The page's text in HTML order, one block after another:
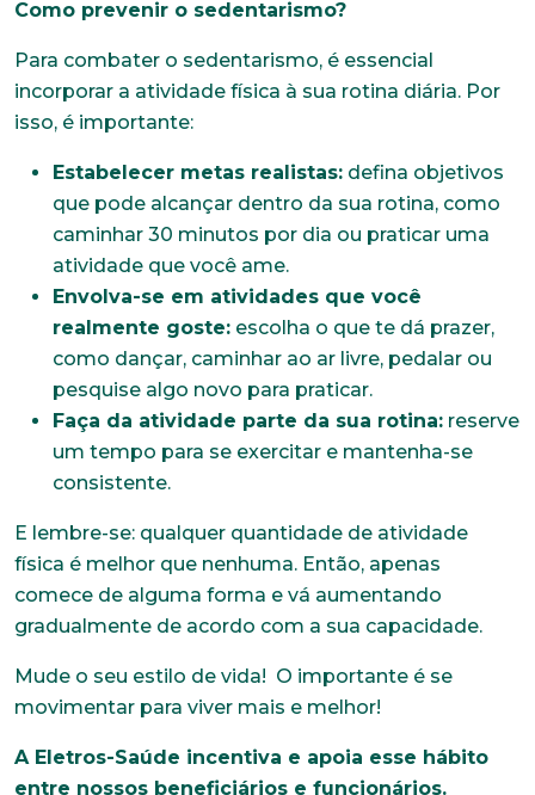
Como prevenir o sedentarismo?
Para combater o sedentarismo, é essencial
incorporar a atividade física à sua rotina diária. Por
isso, é importante:
Estabelecer metas realistas: defina objetivos
que pode alcançar dentro da sua rotina, como
caminhar 30 minutos por dia ou praticar uma
atividade que você ame.
Envolva-se em atividades que você
realmente goste: escolha o que te dá prazer,
como dançar, caminhar ao ar livre, pedalar ou
pesquise algo novo para praticar.
Faça da atividade parte da sua rotina: reserve
um tempo para se exercitar e mantenha-se
consistente.
E lembre-se: qualquer quantidade de atividade
física é melhor que nenhuma. Então, apenas
comece de alguma forma e vá aumentando
gradualmente de acordo com a sua capacidade.
Mude o seu estilo de vida! O importante é se
movimentar para viver mais e melhor!
A Eletros-Saúde incentiva e apoia esse hábito
entre nossos beneficiários e funcionários.
Trabalhe conosco
comprometida com o bem-estar dos seus
colaboradores. Preencha todos os dados abaixo e
anexe seu currículo.
*Campos obrigatórios
Nome completo*
E-mail*